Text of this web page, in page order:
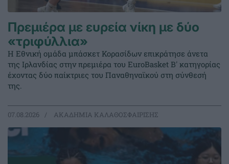
Πρεμιέρα με ευρεία νίκη με δύο
«τριφύλλια»
Η Εθνική ομάδα μπάσκετ Κορασίδων επικράτησε άνετα
της Ιρλανδίας στην πρεμιέρα του EuroBasket Β' κατηγορίας
έχοντας δύο παίκτριες του Παναθηναϊκού στη σύνθεσή
της.
07.08.2026 ΑΚΑΔΗΜΙΑ ΚΑΛΑΘΟΣΦΑΙΡΙΣΗΣ